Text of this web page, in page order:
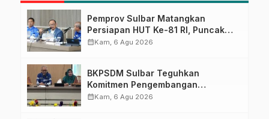
Pemprov Sulbar Matangkan
Persiapan HUT Ke-81 RI, Puncak
Upacara di Lapangan Ahmad
calendar_monthKam, 6 Agu 2026
BKPSDM Sulbar Teguhkan
Komitmen Pengembangan
Kompetensi ASN melalui
calendar_monthKam, 6 Agu 2026